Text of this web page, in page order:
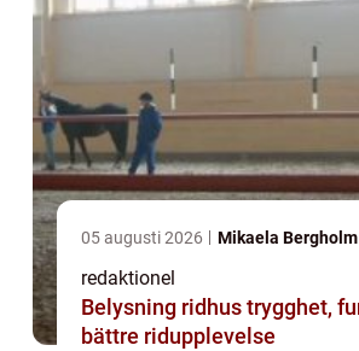
05 augusti 2026 Mikaela Bergholm
redaktionel
Belysning ridhus trygghet, funktion och
bättre ridupplevelse